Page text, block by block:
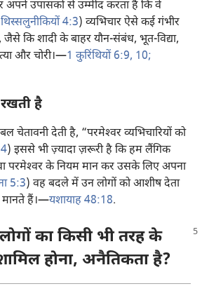
अपने उपासकों से उम्मीद करता है कि वे
4:3) व्यभिचार ऐसे कई गंभीर
कि शादी के बाहर यौन-संबंध, भूत-विद्या,
और चोरी।—1 कुरिंथियों 6:9, 10;
है
चेतावनी देती है, “परमेश्‍वर व्यभिचारियों को
) इससे भी ज़्यादा ज़रूरी है कि हम लैंगिक
परमेश्‍वर के नियम मान कर उसके लिए अपना
5:3) वह बदले में उन लोगों को आशीष देता
हैं।—यशायाह 48:18.
का किसी भी तरह के
होना, अनैतिकता है?